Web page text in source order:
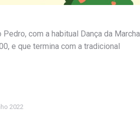
com a habitual Dança da Marcha
e que termina com a tradicional
2022